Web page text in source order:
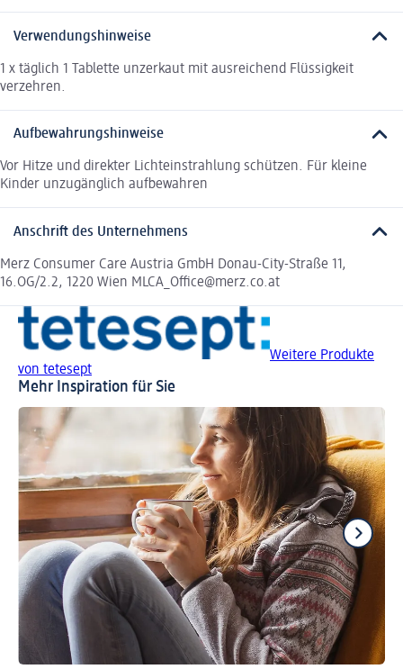
Verwendungshinweise
1 x täglich 1 Tablette unzerkaut mit ausreichend Flüssigkeit
verzehren.
Aufbewahrungshinweise
Vor Hitze und direkter Lichteinstrahlung schützen. Für kleine
Kinder unzugänglich aufbewahren
Anschrift des Unternehmens
Merz Consumer Care Austria GmbH Donau-City-Straße 11,
16.OG/2.2, 1220 Wien MLCA_Office@merz.co.at
Weitere Produkte
von tetesept
Mehr Inspiration für Sie